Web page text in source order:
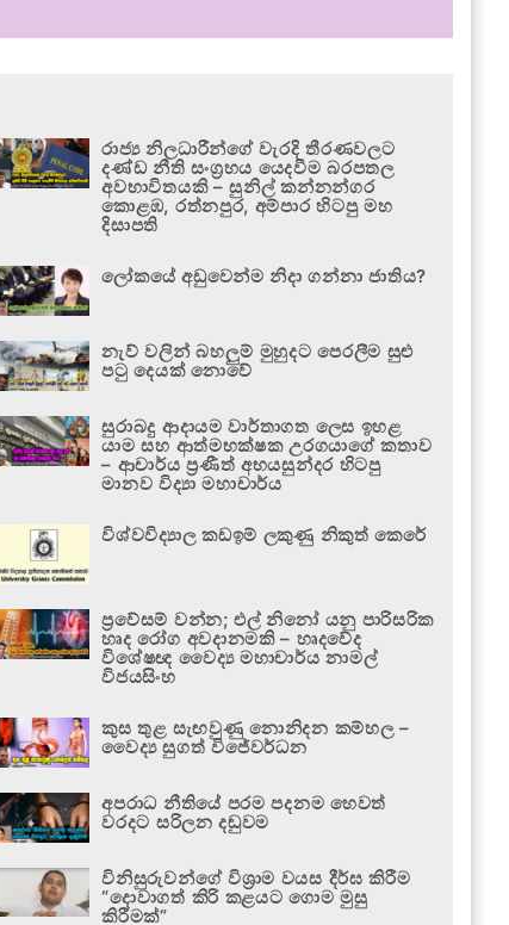
රාජ්‍ය නිලධාරීන්ගේ වැරදි තීරණවලට
දණ්ඩ නීති සංග්‍රහය යෙදවීම බරපතල
අවභාවිතයකි – සුනිල් කන්නන්ගර
කොළඹ, රත්නපුර, අම්පාර හිටපු මහ
දිසාපති
ලෝකයේ අඩුවෙන්ම නිදා ගන්නා ජාතිය?
නැව් වලින් බහලුම් මුහුදට පෙරලීම සුළු
පටු දෙයක් නොවේ
සුරාබදු ආදායම වාර්තාගත ලෙස ඉහළ
යාම සහ ආත්මභක්ෂක උරගයාගේ කතාව
– ආචාර්ය ප්‍රණීත් අභයසුන්දර හිටපු
මානව විද්‍යා මහාචාර්ය
විශ්වවිද්‍යාල කඩඉම් ලකුණු නිකුත් කෙරේ
ප්‍රවේසම් වන්න; එල් නිනෝ යනු පාරිසරික
හෘද රෝග අවදානමකි – හෘදවේද
විශේෂඥ වෛද්‍ය මහාචාර්ය නාමල්
විජයසිංහ
කුස තුළ සැඟවුණු නොනිදන කම්හල –
වෛද්‍ය සුගත් විජේවර්ධන
අපරාධ නීතියේ පරම පදනම හෙවත්
වරදට සරිලන දඬුවම
විනිසුරුවන්ගේ විශ්‍රාම වයස දීර්ඝ කිරීම
“දොවාගත් කිරි කළයට ගොම මුසු
කිරීමක්”